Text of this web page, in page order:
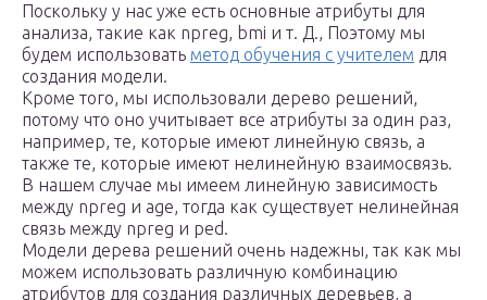
Поскольку у нас уже есть основные атрибуты для
анализа, такие как npreg, bmi и т. Д., Поэтому мы
будем использовать метод обучения с учителем для
создания модели.
Кроме того, мы использовали дерево решений,
потому что оно учитывает все атрибуты за один раз,
например, те, которые имеют линейную связь, а
также те, которые имеют нелинейную взаимосвязь.
В нашем случае мы имеем линейную зависимость
между npreg и age, тогда как существует нелинейная
связь между npreg и ped.
Модели дерева решений очень надежны, так как мы
можем использовать различную комбинацию
атрибутов для создания различных деревьев, а